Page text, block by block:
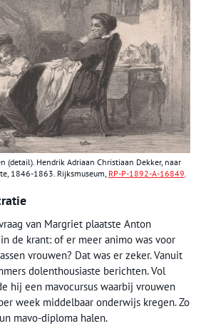
(detail). Hendrik Adriaan Christiaan Dekker, naar
1846-1863. Rijksmuseum, RP-P-1892-A-16849
van Margriet plaatste Anton
de krant: of er meer animo was voor
vrouwen? Dat was er zeker. Vanuit
dolenthousiaste berichten. Vol
hij een mavocursus waarbij vrouwen
week middelbaar onderwijs kregen. Zo
mavo-diploma halen.